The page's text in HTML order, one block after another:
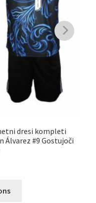
dresi kompleti
Álvarez #9 Gostujoči